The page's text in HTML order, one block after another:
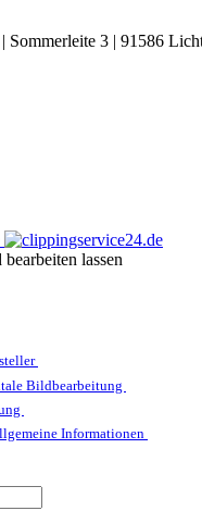
Sommerleite 3 | 91586
Bildbearbeitung
Informationen